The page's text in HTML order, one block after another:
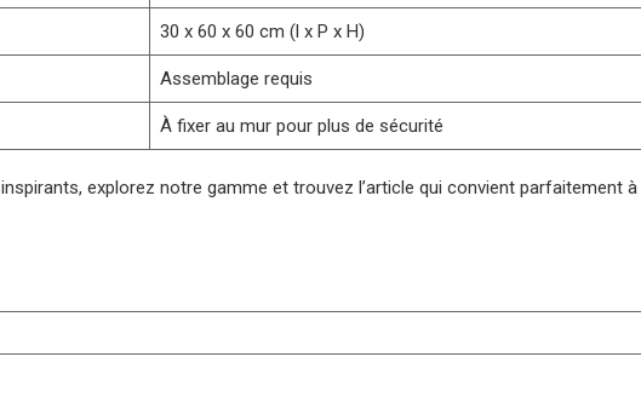
30 x 60 x 60 cm (l x P x H)
Assemblage requis
À fixer au mur pour plus de sécurité
inspirants, explorez notre gamme et trouvez l’article qui convient parfaitement à